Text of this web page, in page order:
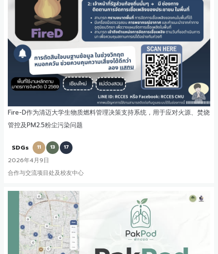
Fire-D作为清迈大学生物质燃料管理决策支持系统，用于应对火源、焚烧
管控及PM2.5粉尘污染问题
SDGs 11 13 17
2026年4月9日
合作与交流项目处及校友中心